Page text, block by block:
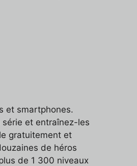
et smartphones.
et entraînez-les
gratuitement et
de héros
de 1 300 niveaux